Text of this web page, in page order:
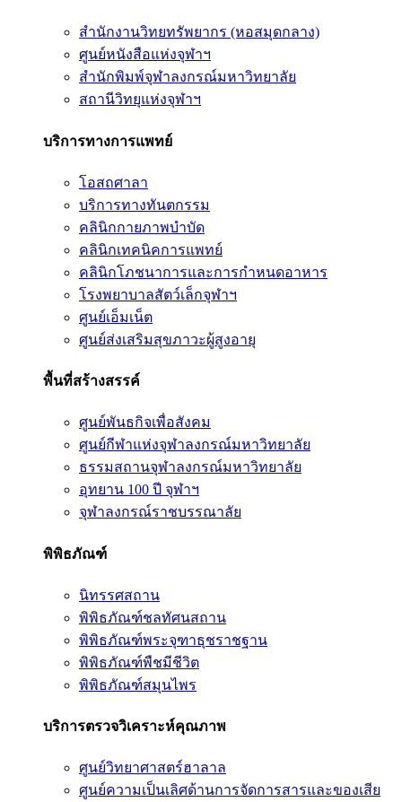
สำนักงานวิทยทรัพยากร (หอสมุดกลาง)
ศูนย์หนังสือแห่งจุฬาฯ
สำนักพิมพ์จุฬาลงกรณ์มหาวิทยาลัย
สถานีวิทยุแห่งจุฬาฯ
บริการทางการแพทย์
โอสถศาลา
บริการทางทันตกรรม
คลินิกกายภาพบำบัด
คลินิกเทคนิคการแพทย์
คลินิกโภชนาการและการกำหนดอาหาร
โรงพยาบาลสัตว์เล็กจุฬาฯ
ศูนย์เอ็มเน็ต
ศูนย์ส่งเสริมสุขภาวะผู้สูงอายุ
พื้นที่สร้างสรรค์
ศูนย์พันธกิจเพื่อสังคม
ศูนย์กีฬาแห่งจุฬาลงกรณ์มหาวิทยาลัย
ธรรมสถานจุฬาลงกรณ์มหาวิทยาลัย
อุทยาน 100 ปี จุฬาฯ
จุฬาลงกรณ์ราชบรรณาลัย
พิพิธภัณฑ์
นิทรรศสถาน
พิพิธภัณฑ์ชลทัศนสถาน
พิพิธภัณฑ์พระจุฑาธุชราชฐาน
พิพิธภัณฑ์พืชมีชีวิต
พิพิธภัณฑ์สมุนไพร
บริการตรวจวิเคราะห์คุณภาพ
ศูนย์วิทยาศาสตร์ฮาลาล
ศูนย์ความเป็นเลิศด้านการจัดการสารและของเสีย